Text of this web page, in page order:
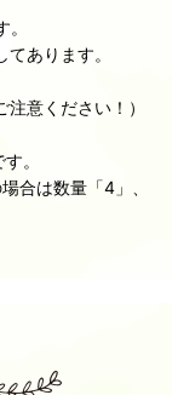
あります。
意ください！）
。
合は数量「4」、